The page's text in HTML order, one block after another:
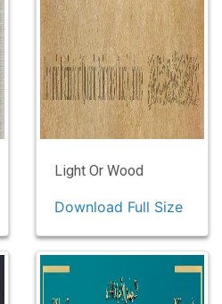
Light Or Wood
Download Full Size